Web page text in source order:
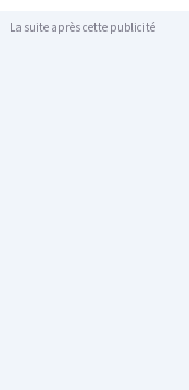
La suite après cette publicité